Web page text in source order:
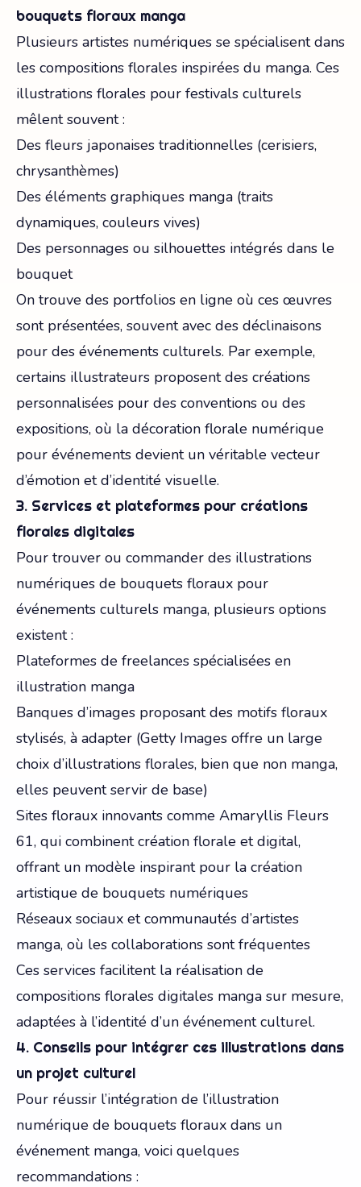
bouquets floraux manga
Plusieurs artistes numériques se spécialisent dans
les compositions florales inspirées du manga. Ces
illustrations florales pour festivals culturels
mêlent souvent :
Des fleurs japonaises traditionnelles (cerisiers,
chrysanthèmes)
Des éléments graphiques manga (traits
dynamiques, couleurs vives)
Des personnages ou silhouettes intégrés dans le
bouquet
On trouve des portfolios en ligne où ces œuvres
sont présentées, souvent avec des déclinaisons
pour des événements culturels. Par exemple,
certains illustrateurs proposent des créations
personnalisées pour des conventions ou des
expositions, où la décoration florale numérique
pour événements devient un véritable vecteur
d’émotion et d’identité visuelle.
3. Services et plateformes pour créations
florales digitales
Pour trouver ou commander des illustrations
numériques de bouquets floraux pour
événements culturels manga, plusieurs options
existent :
Plateformes de freelances spécialisées en
illustration manga
Banques d’images proposant des motifs floraux
stylisés, à adapter (Getty Images offre un large
choix d’illustrations florales, bien que non manga,
elles peuvent servir de base)
Sites floraux innovants comme Amaryllis Fleurs
61, qui combinent création florale et digital,
offrant un modèle inspirant pour la création
artistique de bouquets numériques
Réseaux sociaux et communautés d’artistes
manga, où les collaborations sont fréquentes
Ces services facilitent la réalisation de
compositions florales digitales manga sur mesure,
adaptées à l’identité d’un événement culturel.
4. Conseils pour intégrer ces illustrations dans
un projet culturel
Pour réussir l’intégration de l’illustration
numérique de bouquets floraux dans un
événement manga, voici quelques
recommandations :